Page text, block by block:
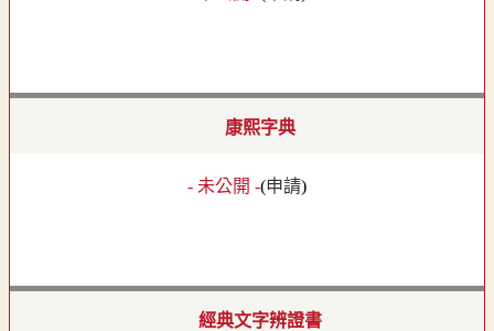
康熙字典
- 未公開 -(申請)
經典文字辨證書